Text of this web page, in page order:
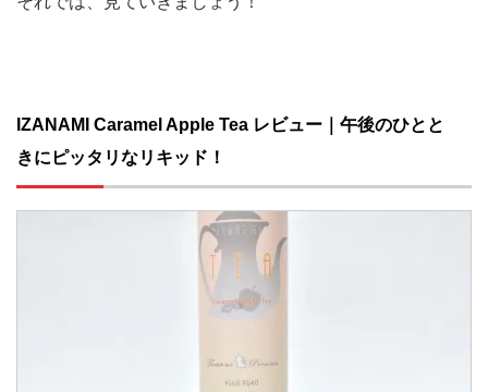
IZANAMI Caramel Apple Tea レビュー｜午後のひとと
きにピッタリなリキッド！